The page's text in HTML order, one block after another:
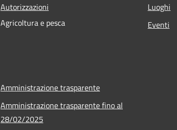
Autorizzazioni
Agricoltura e pesca
Luoghi
Eventi
Amministrazione trasparente
Amministrazione trasparente fino al
28/02/2025